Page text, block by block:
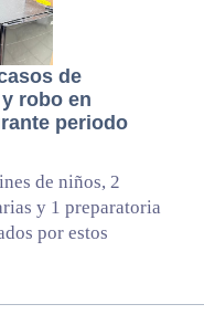
de
robo en
periodo
de niños, 2
y 1 preparatoria
por estos